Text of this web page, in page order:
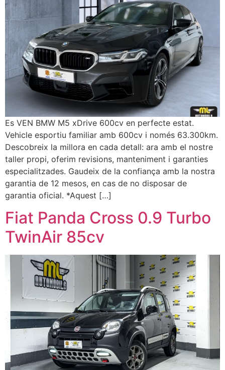
Es VEN BMW M5 xDrive 600cv en perfecte estat.
Vehicle esportiu familiar amb 600cv i només 63.300km.
Descobreix la millora en cada detall: ara amb el nostre
taller propi, oferim revisions, manteniment i garanties
especialitzades. Gaudeix de la confiança amb la nostra
garantia de 12 mesos, en cas de no disposar de
garantia oficial. *Aquest […]
Fiat Panda Cross 0.9 Turbo
TwinAir 85cv